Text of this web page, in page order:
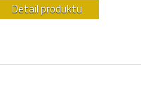
Detail produktu